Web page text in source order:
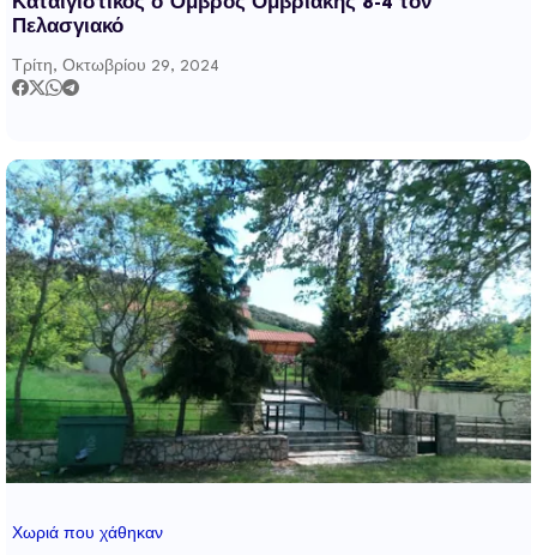
Πελασγιακό
Τρίτη, Οκτωβρίου 29, 2024
Χωριά που χάθηκαν